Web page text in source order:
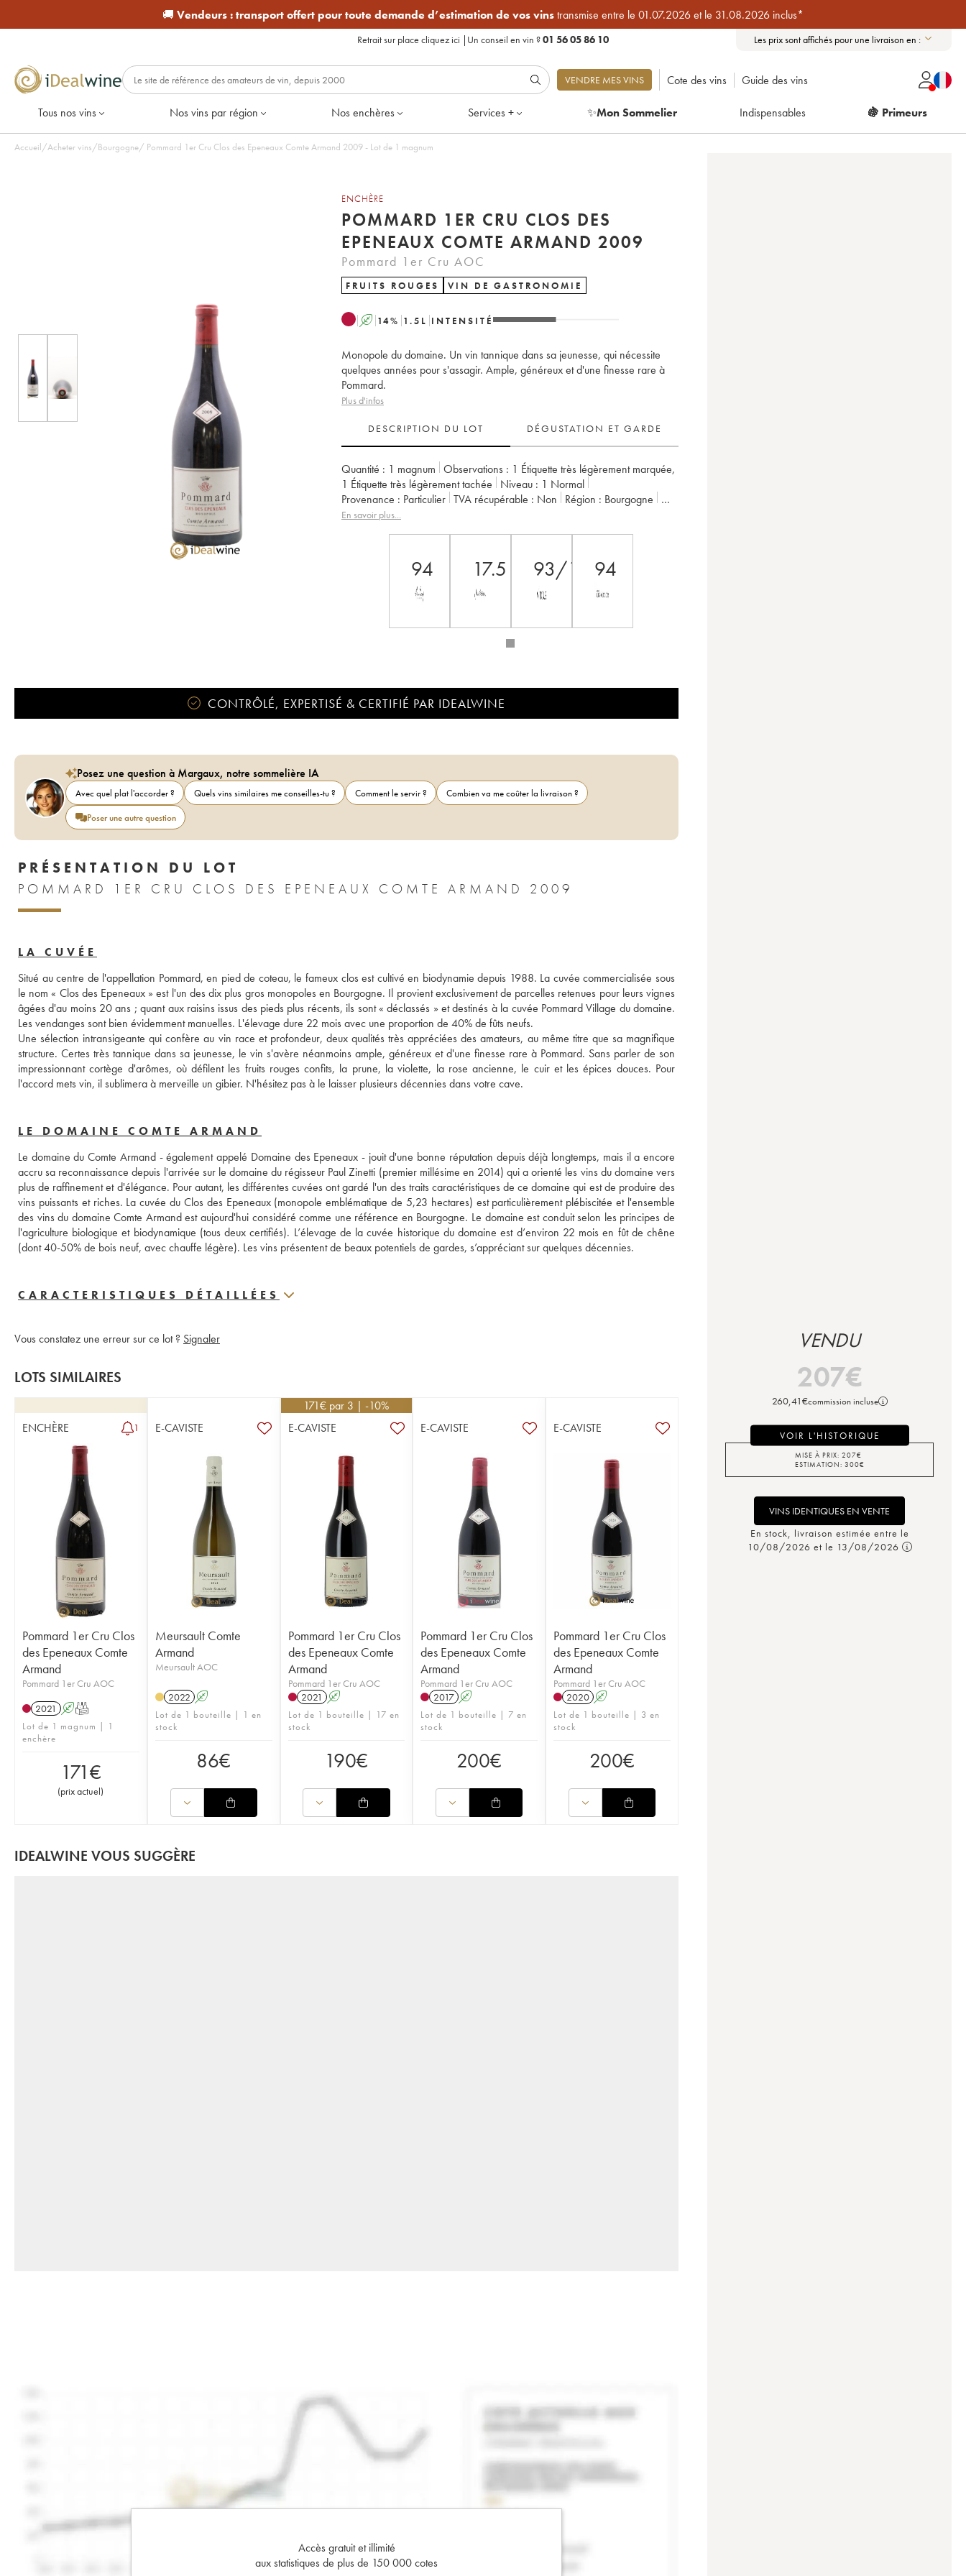
🚚 Vendeurs :transport offert pour toute demande d’estimation de vos vinstransmise entre le 01.07.2026 et le 31.08.2026 inclus*
Retrait sur place cliquez ici | Un conseil en vin ?01 56 05 86 10 Les prix sont affichés pour une livraison en :
VENDRE MES VINS Cote des vins Guide des vins
Tous nos vins Nos vins par région Nos enchères Services + ✨Mon Sommelier Indispensables 🍇 Primeurs
Accueil/Acheter vins/Bourgogne/ Pommard 1er Cru Clos des Epeneaux Comte Armand 2009 - Lot de 1 magnum
ENCHÈRE
POMMARD 1ER CRU CLOS DES
EPENEAUX COMTE ARMAND 2009
Pommard 1er Cru AOC
FRUITS ROUGES VIN DE GASTRONOMIE
A 14% 1.5 L INTENSITÉ
Monopole du domaine. Un vin tannique dans sa jeunesse, qui nécessite
quelques années pour s'assagir. Ample, généreux et d'une finesse rare à
Pommard.
Plus d'infos
DESCRIPTION DU LOT DÉGUSTATION ET GARDE
Quantité : 1 magnum Observations : 1 Étiquette très légèrement marquée,
1 Étiquette très légèrement tachée
Niveau : 1 Normal
Provenance : particulier TVA récupérable : non Région :
Bourgogne
Appellation :
En savoir plus...
94 17.5 93/10094
CONTRÔLÉ, EXPERTISÉ & CERTIFIÉ PAR IDEALWINE
Posez une question à Margaux, notre sommelière IA
Avec quel plat l'accorder ? Quels vins similaires me conseilles-tu ? Comment le servir ?
Combien va me coûter la livraison ?
Poser une autre question
PRÉSENTATION DU LOT
POMMARD 1ER CRU CLOS DES EPENEAUX COMTE ARMAND 2009
LA CUVÉE
Situé au centre de l'appellation Pommard, en pied de coteau, le fameux clos est cultivé en biodynamie depuis 1988. La cuvée commercialisée sous
le nom « Clos des Epeneaux » est l'un des dix plus gros monopoles en Bourgogne. Il provient exclusivement de parcelles retenues pour leurs vignes
âgées d'au moins 20 ans ; quant aux raisins issus des pieds plus récents, ils sont « déclassés » et destinés à la cuvée Pommard Village du domaine.
Les vendanges sont bien évidemment manuelles. L'élevage dure 22 mois avec une proportion de 40% de fûts neufs.
Une sélection intransigeante qui confère au vin race et profondeur, deux qualités très appréciées des amateurs, au même titre que sa magnifique
structure. Certes très tannique dans sa jeunesse, le vin s'avère néanmoins ample, généreux et d'une finesse rare à Pommard. Sans parler de son
impressionnant cortège d'arômes, où défilent les fruits rouges confits, la prune, la violette, la rose ancienne, le cuir et les épices douces. Pour
l'accord mets vin, il sublimera à merveille un gibier. N'hésitez pas à le laisser plusieurs décennies dans votre cave.
LE DOMAINE COMTE ARMAND
Le domaine du Comte Armand - également appelé Domaine des Epeneaux - jouit d'une bonne réputation depuis déjà longtemps, mais il a encore
accru sa reconnaissance depuis l'arrivée sur le domaine du régisseur Paul Zinetti (premier millésime en 2014) qui a orienté les vins du domaine vers
plus de raffinement et d'élégance. Pour autant, les différentes cuvées ont gardé l'un des traits caractéristiques de ce domaine qui est de produire des
vins puissants et riches. La cuvée du Clos des Epeneaux (monopole emblématique de 5,23 hectares) est particulièrement plébiscitée et l'ensemble
des vins du domaine Comte Armand est aujourd'hui considéré comme une référence en Bourgogne. Le domaine est conduit selon les principes de
l'agriculture biologique et biodynamique (tous deux certifiés). L’élevage de la cuvée historique du domaine est d’environ 22 mois en fût de chêne
(dont 40-50% de bois neuf, avec chauffe légère). Les vins présentent de beaux potentiels de gardes, s’appréciant sur quelques décennies.
CARACTERISTIQUES DÉTAILLÉES
Vous constatez une erreur sur ce lot ? Signaler
LOTS SIMILAIRES
ENCHÈRE 1
Pommard 1er Cru Clos
des Epeneaux Comte
Armand
Pommard 1er Cru AOC
2021
AT
Lot de 1 magnum | 1
enchère
171€
(prix actuel)
E-CAVISTE
Meursault Comte
Armand
Meursault AOC
2022 A
Lot de 1 bouteille | 1 en
stock
86€
171€ par 3 | -10%
E-CAVISTE
Pommard 1er Cru Clos
des Epeneaux Comte
Armand
Pommard 1er Cru AOC
2021 A
Lot de 1 bouteille | 17 en
stock
190€
E-CAVISTE
Pommard 1er Cru Clos
des Epeneaux Comte
Armand
Pommard 1er Cru AOC
2017 A
Lot de 1 bouteille | 7 en
stock
200€
E-CAVISTE
Pommard 1er Cru Clos
des Epeneaux Comte
Armand
Pommard 1er Cru AOC
2020 A
Lot de 1 bouteille | 3 en
stock
200€
IDEALWINE VOUS SUGGÈRE
Accès gratuit et illimité
aux statistiques de plus de 150 000 cotes
VENDU
207€
260,41€commission incluse
VOIR L'HISTORIQUE
MISE À PRIX: 207€
ESTIMATION: 300€
VINS IDENTIQUES EN VENTE
En stock, livraison estimée entre le
10/08/2026 et le 13/08/2026